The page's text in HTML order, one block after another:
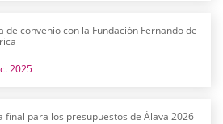
de convenio con la Fundación Fernando de
2025
final para los presupuestos de Álava 2026